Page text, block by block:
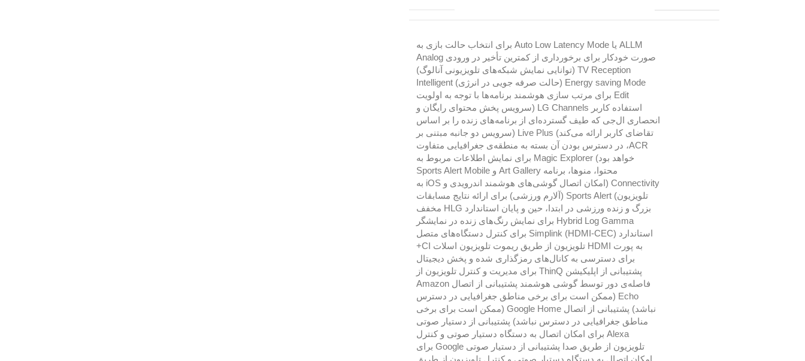
ALLM یا Auto Low Latency Mode برای انتخاب حالت بازی به
صورت خودکار برای برخورداری از کمترین تأخیر در ورودی Analog
TV Reception (توانایی نمایش شبکه‌های تلویزیونی آنالوگ)
Energy saving Mode (حالت صرفه جویی در انرژی) Intelligent
Edit برای مرتب سازی هوشمند برنامه‌ها با توجه به اولویت
استفاده کاربر LG Channels (سرویس پخش محتوای رایگان و
انحصاری ال‌جی که طیف گسترده‌ای از برنامه‌های زنده را بر اساس
تقاضای کاربر ارائه می‌کند) Live Plus (سرویس دو جانبه مبتنی بر
ACR، در دسترس بودن آن بسته به منطقه‌ی جغرافیایی متفاوت
خواهد بود) Magic Explorer برای نمایش اطلاعات مربوط به
محتوا، منوها، برنامه Art Gallery و Sports Alert Mobile
Connectivity (امکان اتصال گوشی‌های هوشمند اندرویدی و iOS به
تلویزیون) Sports Alert (آلارم ورزشی) برای ارائه نتایج مسابقات
بزرگ و زنده ورزشی در ابتدا، حین و پایان استاندارد HLG مخفف
Hybrid Log Gamma برای نمایش رنگ‌های زنده در نمایشگر
استاندارد Simplink (HDMI-CEC) برای کنترل دستگاه‌های متصل
به پورت HDMI تلویزیون از طریق ریموت تلویزیون اسلات CI+
برای دسترسی به کانال‌های رمزگذاری شده و پخش دیجیتال
پشتیبانی از اپلیکیشن ThinQ برای مدیریت و کنترل تلویزیون از
فاصله‌ی دور توسط گوشی هوشمند پشتیبانی از اتصال Amazon
Echo (ممکن است برای برخی مناطق جغرافیایی در دسترس
نباشد) پشتیبانی از اتصال Google Home (ممکن است برای برخی
مناطق جغرافیایی در دسترس نباشد) پشتیبانی از دستیار صوتی
Alexa برای امکان اتصال به دستگاه دستیار صوتی و کنترل
تلویزیون از طریق صدا پشتیبانی از دستیار صوتی Google برای
امکان اتصال به دستگاه دستیار صوتی و کنترل تلویزیون از طریق